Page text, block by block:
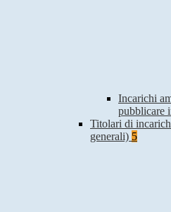
Incarichi
pubblicare
Titolari di
generali) 5